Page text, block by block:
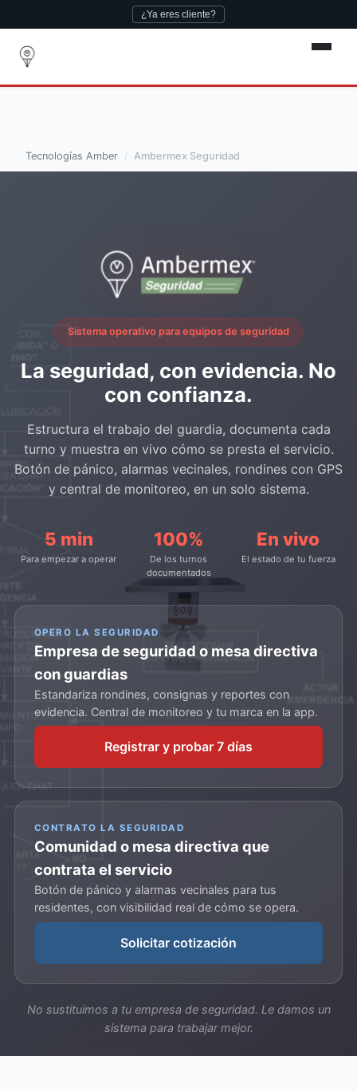
Nuevo
· Timbre virtual para tu casa — siempre disponible,
¿Ya eres cliente?
Tecnologías Amber Ambermex Seguridad
Sistema operativo para equipos de seguridad
La seguridad, con evidencia. No
con confianza.
Estructura el trabajo del guardia, documenta cada
turno y muestra en vivo cómo se presta el servicio.
Botón de pánico, alarmas vecinales, rondines con GPS
y central de monitoreo, en un solo sistema.
5 min
Para empezar a operar
100%
De los turnos
documentados
En vivo
El estado de tu fuerza
OPERO LA SEGURIDAD
Empresa de seguridad o mesa directiva
con guardias
Estandariza rondines, consignas y reportes con
evidencia. Central de monitoreo y tu marca en la app.
Registrar y probar 7 días
CONTRATO LA SEGURIDAD
Comunidad o mesa directiva que
contrata el servicio
Botón de pánico y alarmas vecinales para tus
residentes, con visibilidad real de cómo se opera.
Solicitar cotización
No sustituimos a tu empresa de seguridad. Le damos un
sistema para trabajar mejor.